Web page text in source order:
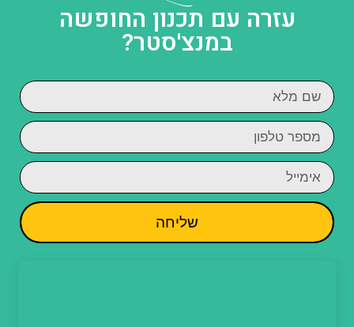
עזרה עם תכנון החופשה
במנצ'סטר?
שליחה